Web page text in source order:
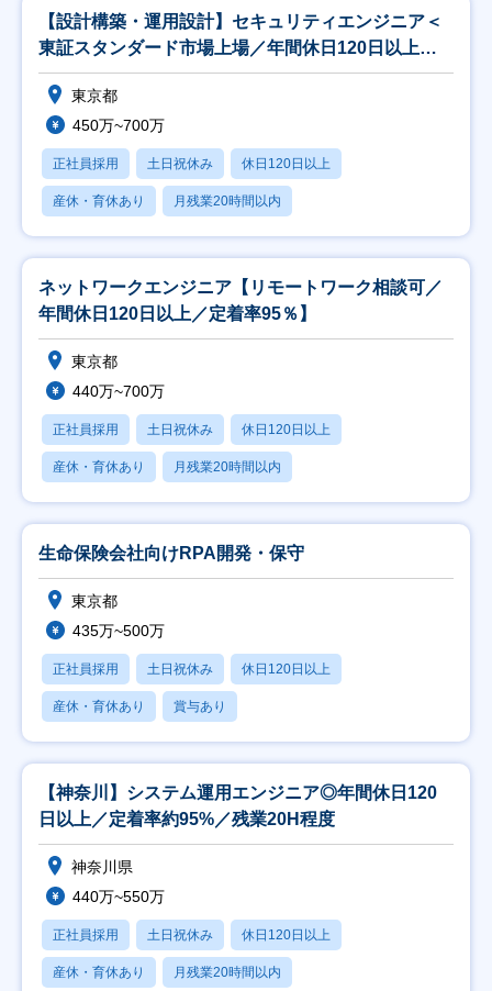
【設計構築・運用設計】セキュリティエンジニア＜
東証スタンダード市場上場／年間休日120日以上／
資格取
東京都
450万~700万
正社員採用 土日祝休み 休日120日以上
産休・育休あり 月残業20時間以内
ネットワークエンジニア【リモートワーク相談可／
年間休日120日以上／定着率95％】
東京都
440万~700万
正社員採用 土日祝休み 休日120日以上
産休・育休あり 月残業20時間以内
生命保険会社向けRPA開発・保守
東京都
435万~500万
正社員採用 土日祝休み 休日120日以上
産休・育休あり 賞与あり
【神奈川】システム運用エンジニア◎年間休日120
日以上／定着率約95%／残業20H程度
神奈川県
440万~550万
正社員採用 土日祝休み 休日120日以上
産休・育休あり 月残業20時間以内